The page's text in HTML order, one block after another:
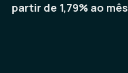
partir de 1,79% ao mês